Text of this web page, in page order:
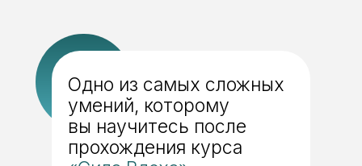
Одно из самых сложных
умений, которому
вы научитесь после
прохождения курса